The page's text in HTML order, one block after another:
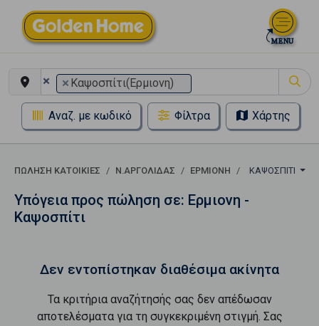
× × Καψοσπίτι(Ερμιονη)
Αναζ. με κωδικό Φίλτρα Χάρτης
ΠΏΛΗΣΗ ΚΑΤΟΙΚΊΕΣ Ν.ΑΡΓΟΛΙΔΑΣ ΕΡΜΙΟΝΗ ΚΑΨΟΣΠΊΤΙ
Υπόγεια προς πώληση σε: Ερμιονη -
Καψοσπίτι
Δεν εντοπίστηκαν διαθέσιμα ακίνητα
Τα κριτήρια αναζήτησής σας δεν απέδωσαν
αποτελέσματα για τη συγκεκριμένη στιγμή. Σας